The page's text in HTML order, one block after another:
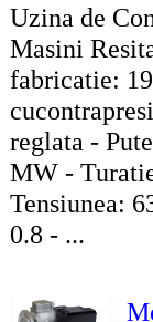
Uzina de
Masini
fabricatie:
reglata -
MW -
Tensiunea:
0.8 - ...